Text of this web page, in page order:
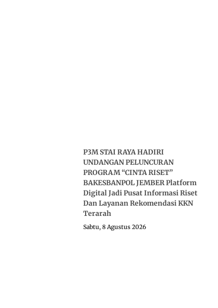
P3M STAI RAYA HADIRI
UNDANGAN PELUNCURAN
PROGRAM “CINTA RISET”
BAKESBANPOL JEMBER Platform
Digital Jadi Pusat Informasi Riset
Dan Layanan Rekomendasi KKN
Terarah
Sabtu, 8 Agustus 2026